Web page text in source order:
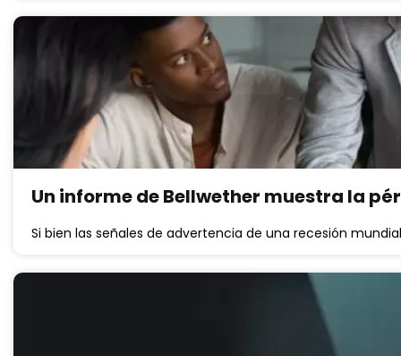
Un informe de Bellwether muestra la
Si bien las señales de advertencia de una recesión